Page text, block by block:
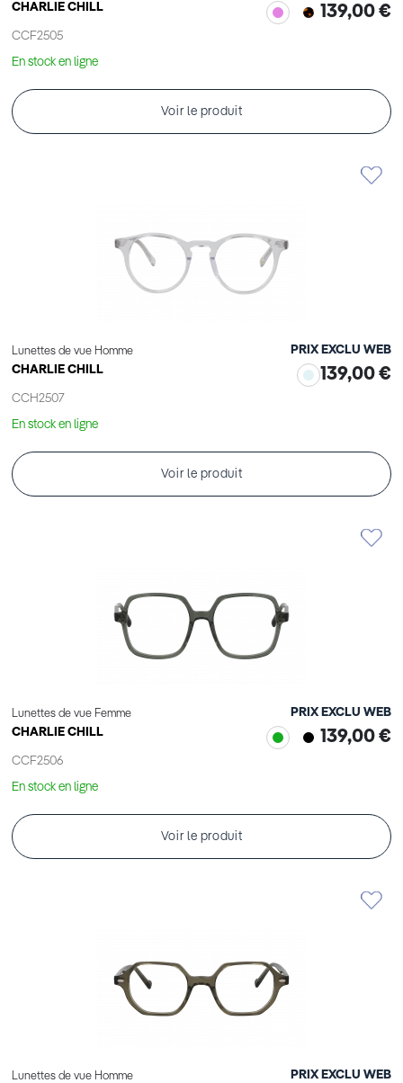
CHARLIE CHILL
CCF2505
139,00 €
En stock en ligne
Voir le produit
Lunettes de vue Homme
CHARLIE CHILL
CCH2507
PRIX EXCLU WEB
139,00 €
En stock en ligne
Voir le produit
Lunettes de vue Femme
CHARLIE CHILL
CCF2506
PRIX EXCLU WEB
139,00 €
En stock en ligne
Voir le produit
Lunettes de vue Homme PRIX EXCLU WEB